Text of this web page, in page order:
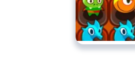
Тут ви можете